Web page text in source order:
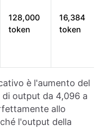
128,000
token
16,384
token
è l'aumento del
output da 4,096 a
allo
l'output della